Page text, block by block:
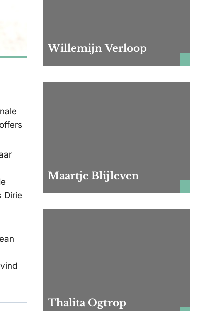
Dirie
Willemijn Verloop
Maartje Blijleven
Thalita Ogtrop